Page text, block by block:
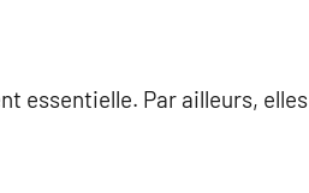
essentielle. Par ailleurs, elles